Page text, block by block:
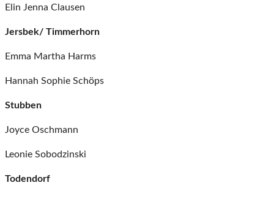
Elin Jenna Clausen
Jersbek/ Timmerhorn
Emma Martha Harms
Hannah Sophie Schöps
Stubben
Joyce Oschmann
Leonie Sobodzinski
Todendorf